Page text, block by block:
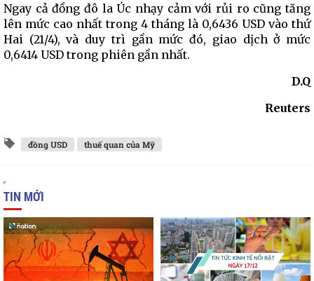
Ngay cả đồng đô la Úc nhạy cảm với rủi ro cũng tăng
lên mức cao nhất trong 4 tháng là 0,6436 USD vào thứ
Hai (21/4), và duy trì gần mức đó, giao dịch ở mức
0,6414 USD trong phiên gần nhất.
D.Q
Reuters
đồng USD thuế quan của Mỹ
TIN MỚI